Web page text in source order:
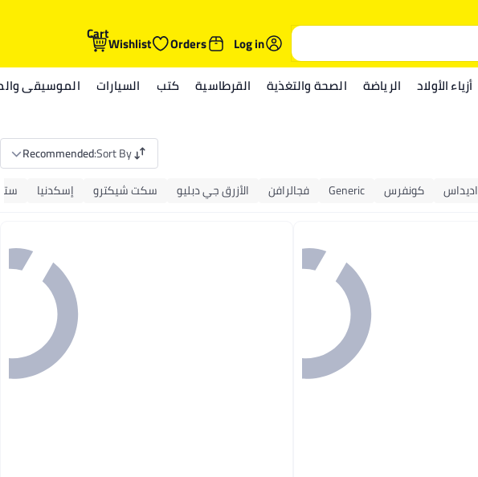
Log in
Orders
Wishlist
Cart
أزياء الأولاد الرياضة الصحة والتغذية القرطاسية كتب السيارات الموسيقى
Sort By
:
Recommended
اديداس كونفرس Generic فجالرافن الأزرق جي دبليو سكت شيكترو إسكدنيا